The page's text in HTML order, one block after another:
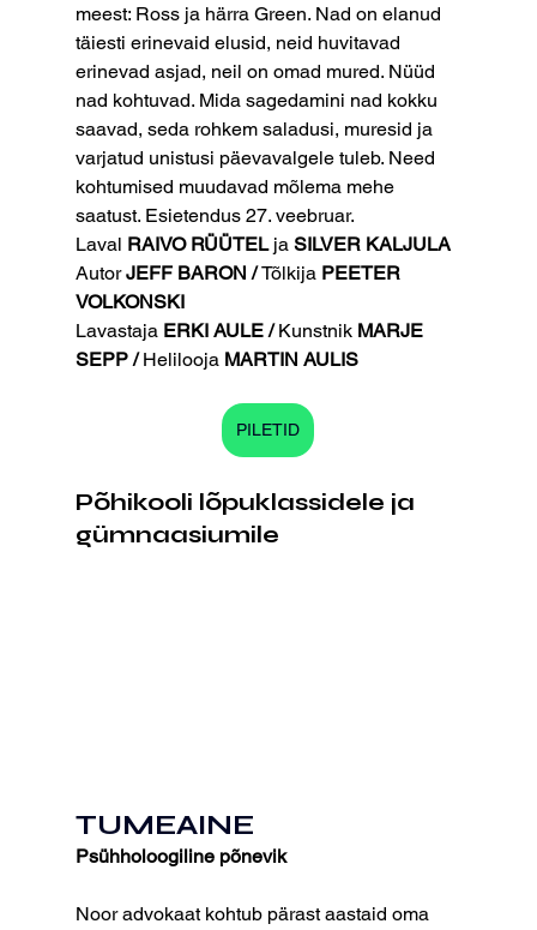
meest: Ross ja härra Green. Nad on elanud
täiesti erinevaid elusid, neid huvitavad
erinevad asjad, neil on omad mured. Nüüd
nad kohtuvad. Mida sagedamini nad kokku
saavad, seda rohkem saladusi, muresid ja
varjatud unistusi päevavalgele tuleb. Need
kohtumised muudavad mõlema mehe
saatust. Esietendus 27. veebruar.
Laval RAIVO RÜÜTEL ja SILVER KALJULA
Autor JEFF BARON / Tõlkija PEETER
VOLKONSKI
Lavastaja ERKI AULE / Kunstnik MARJE
SEPP / Helilooja MARTIN AULIS
PILETID
Põhikooli lõpuklassidele ja
gümnaasiumile
TUMEAINE
Psühholoogiline põnevik
Noor advokaat kohtub pärast aastaid oma